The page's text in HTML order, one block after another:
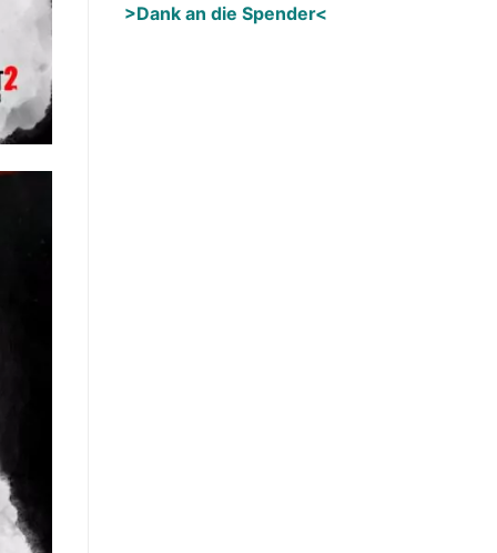
>Dank an die Spender<